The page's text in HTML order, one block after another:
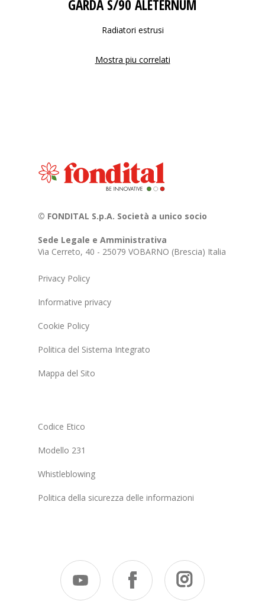
GARDA S/90 ALETERNUM
Radiatori estrusi
Mostra piu correlati
© FONDITAL S.p.A. Società a unico socio
Sede Legale e Amministrativa
Via Cerreto, 40 - 25079 VOBARNO (Brescia) Italia
Privacy Policy
Informative privacy
Cookie Policy
Politica del Sistema Integrato
Mappa del Sito
Codice Etico
Modello 231
Whistleblowing
Politica della sicurezza delle informazioni